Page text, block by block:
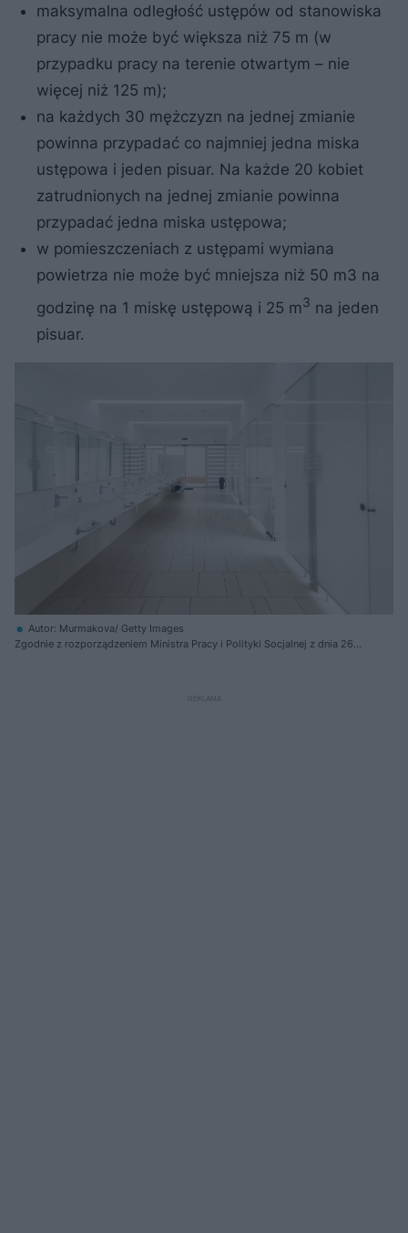
maksymalna odległość ustępów od stanowiska
pracy nie może być większa niż 75 m (w
przypadku pracy na terenie otwartym – nie
więcej niż 125 m);
na każdych 30 mężczyzn na jednej zmianie
powinna przypadać co najmniej jedna miska
ustępowa i jeden pisuar. Na każde 20 kobiet
zatrudnionych na jednej zmianie powinna
przypadać jedna miska ustępowa;
w pomieszczeniach z ustępami wymiana
powietrza nie może być mniejsza niż 50 m3 na
godzinę na 1 miskę ustępową i 25 m3 na jeden
pisuar.
Autor: Murmakova/ Getty Images
Zgodnie z rozporządzeniem Ministra Pracy i Polityki Socjalnej z dnia 26